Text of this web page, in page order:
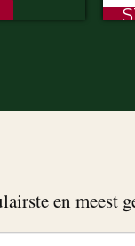
€11.99
en meest